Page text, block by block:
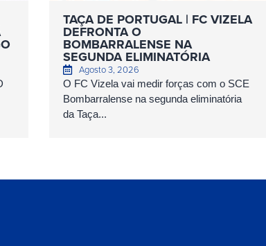
TAÇA DE PORTUGAL | FC VIZELA
DEFRONTA O
BOMBARRALENSE NA
SEGUNDA ELIMINATÓRIA
Agosto 3, 2026
O FC Vizela vai medir forças com o SCE
Bombarralense na segunda eliminatória
da Taça...